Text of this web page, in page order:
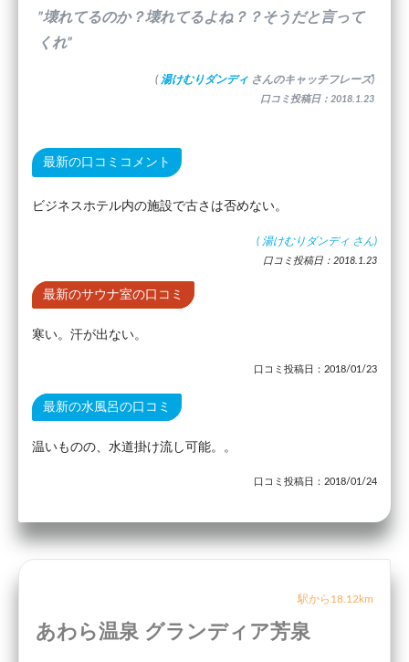
”壊れてるのか？壊れてるよね？？そうだと言って
くれ”
( 湯けむりダンディ さんのキャッチフレーズ)
口コミ投稿日：2018.1.23
最新の口コミコメント
ビジネスホテル内の施設で古さは否めない。
( 湯けむりダンディ さん)
口コミ投稿日：2018.1.23
最新のサウナ室の口コミ
寒い。汗が出ない。
口コミ投稿日：2018/01/23
最新の水風呂の口コミ
温いものの、水道掛け流し可能。。
口コミ投稿日：2018/01/24
駅から18.12km
あわら温泉 グランディア芳泉